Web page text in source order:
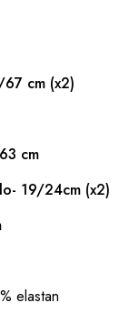
cm (x2)
cm
19/24cm (x2)
elastan